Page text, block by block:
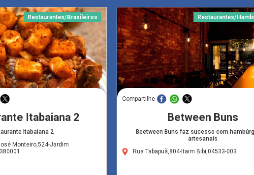
Restaurantes/Brasileiros
Itabaiana 2
Itabaiana 2
Monteiro,524-Jardim
Restaurantes/
Compartilhe
Between Buns
Beetween Buns faz sucesso com
artesanais
Rua Tabapuã,804-Itaim Bibi,04533-003